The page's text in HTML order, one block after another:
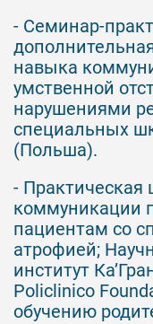
- Семинар-
навыка
умственной
нарушениями
специальных
(Польша).
- Практическая
коммуникации
пациентам со
атрофией;
институт
Policlinico
обучению